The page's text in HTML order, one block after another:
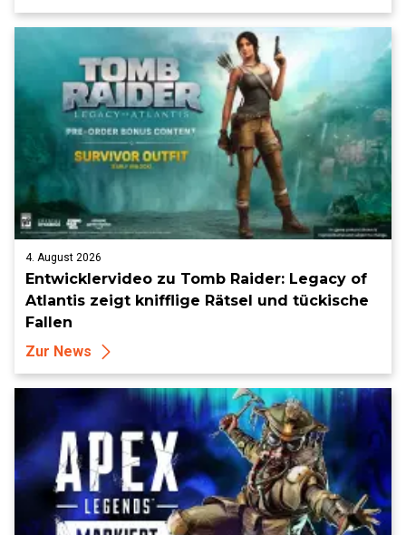
4. August 2026
Entwicklervideo zu Tomb Raider: Legacy of
Atlantis zeigt knifflige Rätsel und tückische
Fallen
Zur News